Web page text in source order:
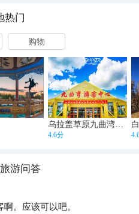
热门
购物
4.6分
旅游问答
。应该可以吧。